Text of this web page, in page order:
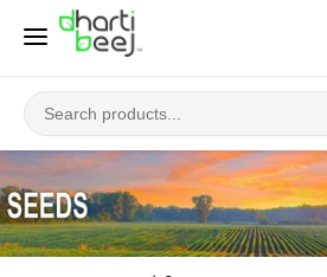
सामग्री
पर जाएं